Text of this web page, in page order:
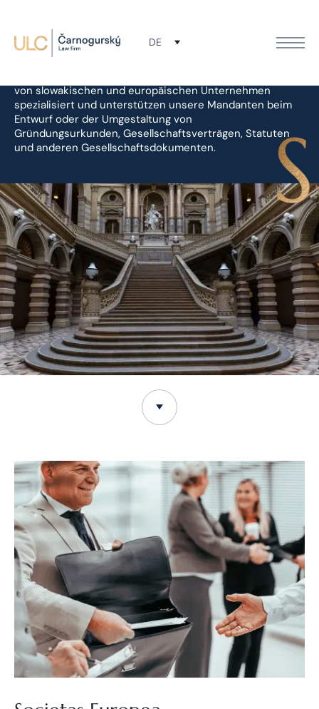
DE
Gesellschaftsrecht
von slowakischen und europäischen Unternehmen
spezialisiert und unterstützen unsere Mandanten beim
Entwurf oder der Umgestaltung von
Gründungsurkunden, Gesellschaftsverträgen, Statuten
und anderen Gesellschaftsdokumenten.